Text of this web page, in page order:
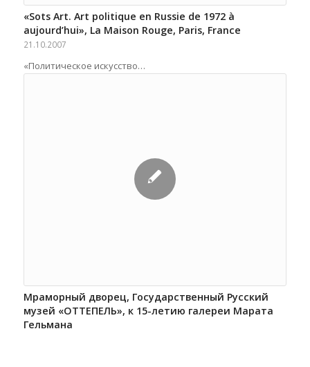
«Sots Art. Art politique en Russie de 1972 à
aujourd’hui», La Maison Rouge, Paris, France
21.10.2007
«Политическое искусство…
Мраморный дворец, Государственный Русский
музей «ОТТЕПЕЛЬ», к 15-летию галереи Марата
Гельмана